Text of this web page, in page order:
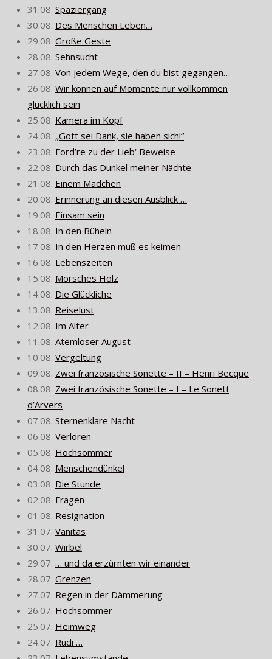
31.08. Spaziergang
30.08. Des Menschen Leben…
29.08. Große Geste
28.08. Sehnsucht
27.08. Von jedem Wege, den du bist gegangen…
26.08. Wir können auf Momente nur vollkommen
glücklich sein
25.08. Kamera im Kopf
24.08. „Gott sei Dank, sie haben sich!“
23.08. Ford’re zu der Lieb‘ Beweise
22.08. Durch das Dunkel meiner Nächte
21.08. Einem Mädchen
20.08. Erinnerung an diesen Ausblick …
19.08. Einsam sein
18.08. In den Büheln
17.08. In den Herzen muß es keimen
16.08. Lebenszeiten
15.08. Morsches Holz
14.08. Die Glückliche
13.08. Reiselust
12.08. Im Alter
11.08. Atemloser August
10.08. Vergeltung
09.08. Zwei französische Sonette – II – Henri Becque
08.08. Zwei französische Sonette – I – Le Sonett
d’Arvers
07.08. Sternenklare Nacht
06.08. Verloren
05.08. Hochsommer
04.08. Menschendünkel
03.08. Die Stunde
02.08. Fragen
01.08. Resignation
31.07. Vanitas
30.07. Wirbel
29.07. … und da erzürnten wir einander
28.07. Grenzen
27.07. Regen in der Dämmerung
26.07. Hochsommer
25.07. Heimweg
24.07. Rudi …